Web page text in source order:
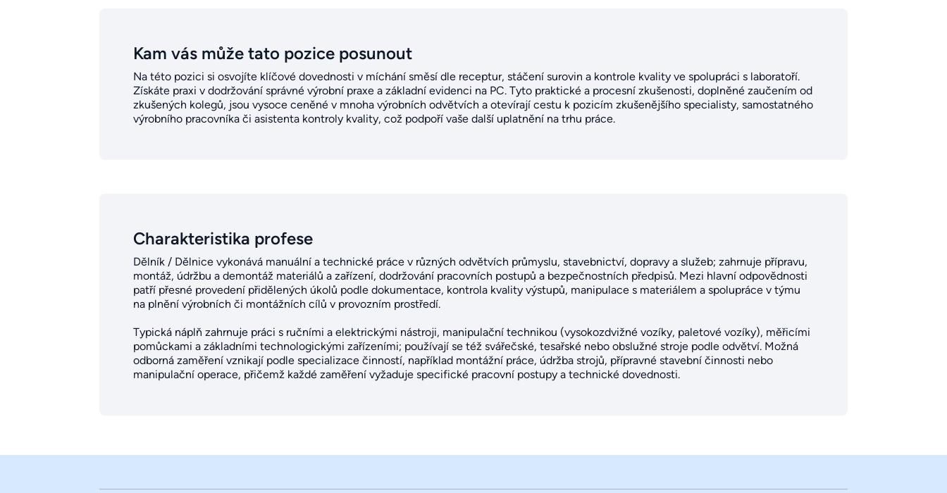
Kam vás může tato pozice posunout
Na této pozici si osvojíte klíčové dovednosti v míchání směsí dle receptur, stáčení surovin a kontrole kvality ve spolupráci s laboratoří.
Získáte praxi v dodržování správné výrobní praxe a základní evidenci na PC. Tyto praktické a procesní zkušenosti, doplněné zaučením od
zkušených kolegů, jsou vysoce ceněné v mnoha výrobních odvětvích a otevírají cestu k pozicím zkušenějšího specialisty, samostatného
výrobního pracovníka či asistenta kontroly kvality, což podpoří vaše další uplatnění na trhu práce.
Charakteristika profese
Dělník / Dělnice vykonává manuální a technické práce v různých odvětvích průmyslu, stavebnictví, dopravy a služeb; zahrnuje přípravu,
montáž, údržbu a demontáž materiálů a zařízení, dodržování pracovních postupů a bezpečnostních předpisů. Mezi hlavní odpovědnosti
patří přesné provedení přidělených úkolů podle dokumentace, kontrola kvality výstupů, manipulace s materiálem a spolupráce v týmu
na plnění výrobních či montážních cílů v provozním prostředí.
Typická náplň zahrnuje práci s ručními a elektrickými nástroji, manipulační technikou (vysokozdvižné vozíky, paletové vozíky), měřicími
pomůckami a základními technologickými zařízeními; používají se též svářečské, tesařské nebo obslužné stroje podle odvětví. Možná
odborná zaměření vznikají podle specializace činností, například montážní práce, údržba strojů, přípravné stavební činnosti nebo
manipulační operace, přičemž každé zaměření vyžaduje specifické pracovní postupy a technické dovednosti.